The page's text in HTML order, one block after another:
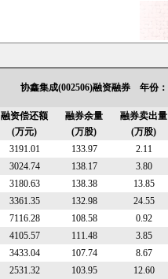
协鑫集成(002506)融资融券 年份：
融资偿还额
(万元)
融券余量
(万股)
融券卖出量
(万股)
3191.01 133.97 2.11
3024.74 138.17 3.80
3180.63 138.38 13.85
3361.35 132.98 24.55
7116.28 108.58 0.92
4105.57 111.48 3.85
3433.04 107.74 8.67
2531.32 103.95 12.60